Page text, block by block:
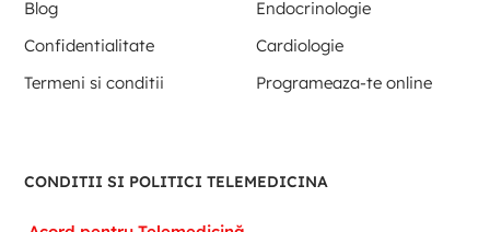
Blog
Endocrinologie
Confidentialitate
Cardiologie
Termeni si conditii
Programeaza-te online
CONDITII SI POLITICI TELEMEDICINA